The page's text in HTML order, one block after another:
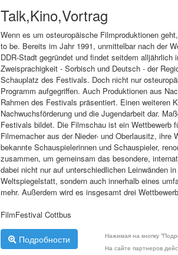
Talk,Kino,Vortrag
Wenn es um osteuropäische Filmproduktionen
to be. Bereits im Jahr 1991, unmittelbar nach der
DDR-Stadt gegründet und findet seitdem
Zweisprachigkeit - Sorbisch und Deutsch - der
Schauplatz des Festivals. Doch nicht nur
Programm aufgegriffen. Auch Produktionen aus
Rahmen des Festivals präsentiert. Einen weiteren
Nachwuchsförderung und die Jugendarbeit dar.
Festivals bildet. Die Filmschau ist ein Wettbewerb
Filmemacher aus der Nieder- und Oberlausitz,
bekannte Schauspielerinnen und Schauspieler,
zusammen, um gemeinsam das besondere,
dabei nicht nur auf unterschiedlichen Leinwänden
Weltspiegelstatt, sondern auch innerhalb eines
mehr. Außerdem wird es insgesamt drei
FilmFestival Cottbus
Подробности
Нажимая на кнопку
На сайте партнеров